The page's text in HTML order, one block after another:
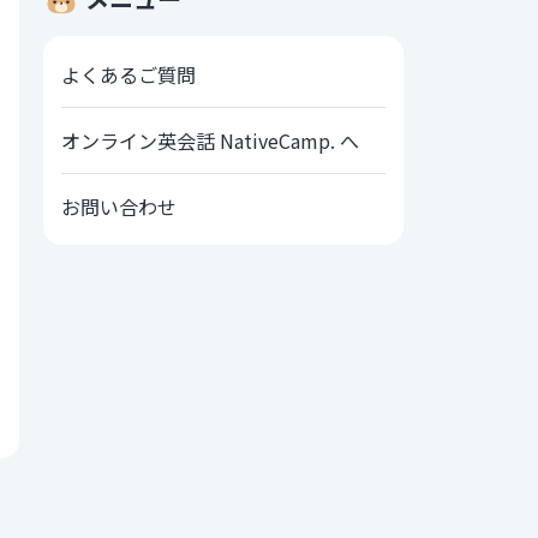
よくあるご質問
オンライン英会話 NativeCamp. へ
お問い合わせ